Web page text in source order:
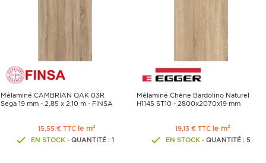
Mélaminé CAMBRIAN OAK 03R
Sega 19 mm - 2,85 x 2,10 m - FINSA
15,55 € TTC le m²
EN STOCK- QUANTITÉ : 1
Mélaminé Chêne Bardolino Naturel
H1145 ST10 - 2800x2070x19 mm
19,13 € TTC le m²
EN STOCK - QUANTITÉ : 5